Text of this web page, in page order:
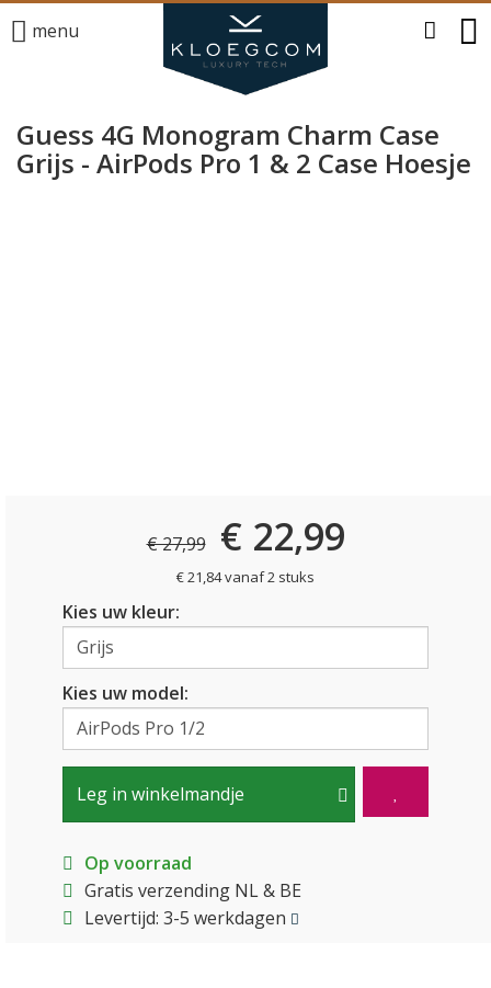
menu
Guess 4G Monogram Charm Case
Grijs - AirPods Pro 1 & 2 Case Hoesje
€ 27,99 € 22,99
€ 21,84 vanaf 2 stuks
Kies uw kleur:
Kies uw model:
Leg in winkelmandje
Op voorraad
Gratis verzending NL & BE
Levertijd: 3-5 werkdagen